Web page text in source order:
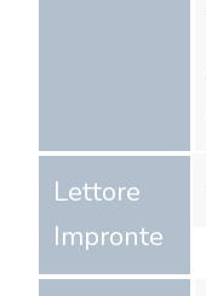
Lettore
Impronte